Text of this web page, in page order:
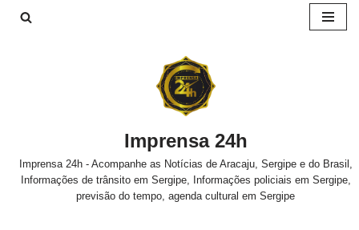
Imprensa 24h
Imprensa 24h - Acompanhe as Notícias de Aracaju, Sergipe e do Brasil,
Informações de trânsito em Sergipe, Informações policiais em Sergipe,
previsão do tempo, agenda cultural em Sergipe